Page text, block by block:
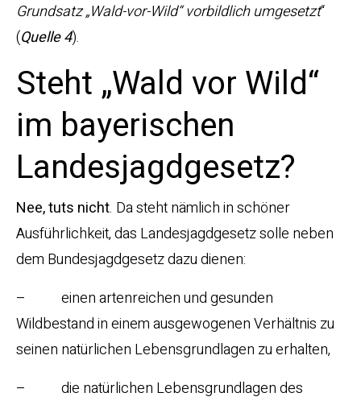
Grundsatz „Wald-vor-Wild“ vorbildlich umgesetzt“
(Quelle 4).
Steht „Wald vor Wild“
im bayerischen
Landesjagdgesetz?
Nee, tuts nicht. Da steht nämlich in schöner
Ausführlichkeit, das Landesjagdgesetz solle neben
dem Bundesjagdgesetz dazu dienen:
– einen artenreichen und gesunden
Wildbestand in einem ausgewogenen Verhältnis zu
seinen natürlichen Lebensgrundlagen zu erhalten,
– die natürlichen Lebensgrundlagen des